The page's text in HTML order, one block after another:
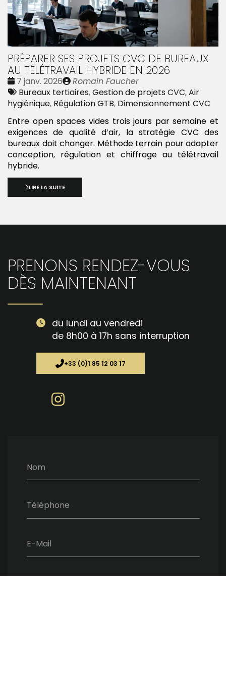
PRÉPARER SES PROJETS CVC DE BUREAUX
AU TÉLÉTRAVAIL HYBRIDE EN 2026
Date
:
7 janv. 2026
Publié
par
Romain Faucher
Tags
:
Bureaux tertiaires,Gestion de projets CVC,Air
hygiénique, Régulation GTB, Dimensionnement CVC
Entre open spaces vides trois jours par semaine et
exigences de qualité d’air, la stratégie CVC des
bureaux doit changer. Méthode terrain pour adapter
conception, régulation et chiffrage au télétravail
hybride.
LIRE LA SUITE
PRENONS RENDEZ-VOUS
DÈS MAINTENANT
Nom
Téléphone
E-Mail
du lundi au vendredi
de 8h00 à 17h sans interruption
+33 (0)1 85 12 03 17